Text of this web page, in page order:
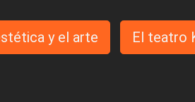
y el arte El teatro